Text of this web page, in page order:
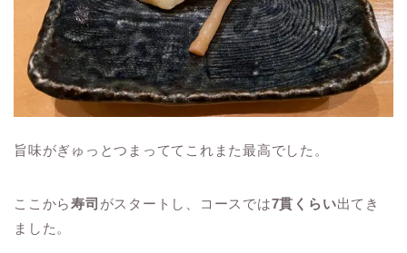
旨味がぎゅっとつまっててこれまた最高でした。
ここから寿司 がスタートし、コースでは7貫くらい出てき
ました。